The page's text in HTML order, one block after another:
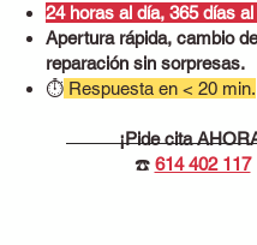
24 horas al día, 365 días al
Apertura rápida, cambio
reparación sin sorpresas.
⏱ Respuesta en < 20 min.
¡Pide cita
☎️ 614 402 117